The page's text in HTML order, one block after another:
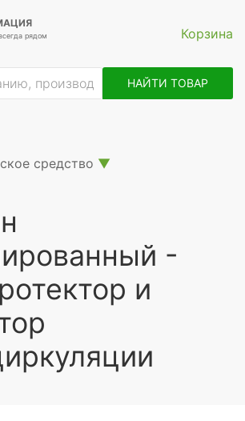
рядом
Корзина
НАЙТИ ТОВАР
средство ▼
-
и